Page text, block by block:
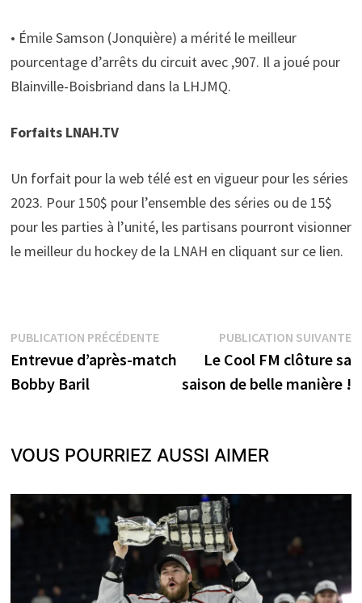
• Émile Samson (Jonquière) a mérité le meilleur
pourcentage d’arrêts du circuit avec ,907. Il a joué pour
Blainville-Boisbriand dans la LHJMQ.
Forfaits LNAH.TV
Un forfait pour la web télé est en vigueur pour les séries
2023. Pour 150$ pour l’ensemble des séries ou de 15$
pour les parties à l’unité, les partisans pourront visionner
le meilleur du hockey de la LNAH en cliquant sur ce lien.
Navigation
de
l’article
PUBLICATION PRÉCÉDENTEPublication
précédente :
Entrevue d’après-match
Bobby Baril
PUBLICATION SUIVANTE
Le Cool FM clôture sa
saison de belle manière !
VOUS POURRIEZ AUSSI AIMER